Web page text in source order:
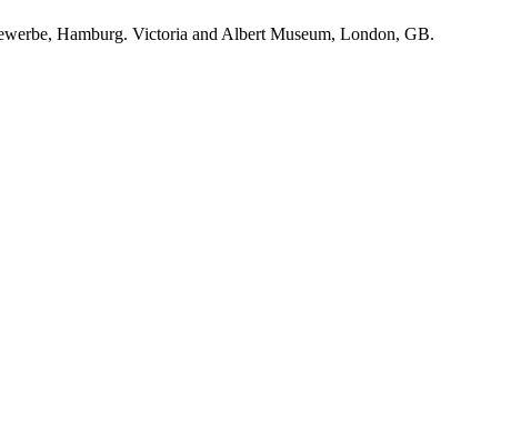
Hamburg. Victoria and Albert Museum, London, GB.